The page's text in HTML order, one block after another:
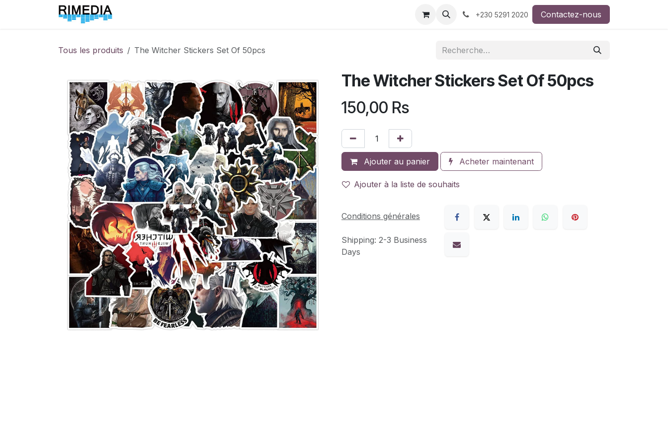
Se rendre au contenu
+230 5291 2020 Contactez-nous
Tous les produits The Witcher Stickers Set Of 50pcs
The Witcher Stickers Set Of 50pcs
150,00 Rs
Ajouter au panier Acheter maintenant
Ajouter à la liste de souhaits
Conditions générales
Shipping: 2-3 Business
Days